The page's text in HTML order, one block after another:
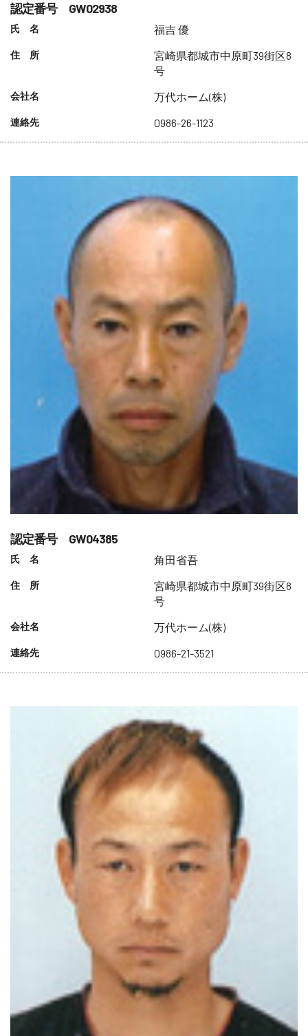
認定番号 GW02938
氏 名 福吉 優
住 所
宮崎県都城市中原町39街区8
号
会社名 万代ホーム(株)
連絡先 0986-26-1123
認定番号 GW04385
氏 名 角田省吾
住 所
宮崎県都城市中原町39街区8
号
会社名 万代ホーム(株)
連絡先 0986-21-3521